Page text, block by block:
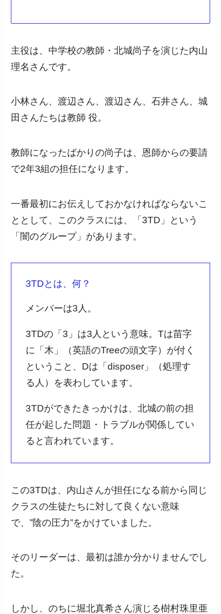
主役は、中学校の教師・北城尚子を演じた内山
理名さんです。
小林さん、渡辺さん、渡辺さん、石井さん、城
田さんたちは教師 役。
教師になったばかりの尚子は、恩師からの要請
で2年3組の担任になります。
一番最初にお伝えしておかなければならないこ
ととして、このクラスには、「3TD」という
「闇のグループ」があります。
3TDとは、何？
メンバーは3人。
3TDの「3」は3人という意味。Tは苗字
に「木」（英語のTreeの頭文字）が付く
ということ、Dは「disposer」（処理す
る人）を表わしています。
3TDができたきっかけは、北城の前の担
任が起した問題・トラブルが関係してい
ると言われています。
この3TDは、内山さんが担任になる前から同じ
クラスの生徒たちに対して良くない意味
で、”陰の圧力”をかけていました。
そのリーダーは、最初は誰か分かりませんでし
た。
しかし、のちに堀北真希さん演じる樹村珠里亜